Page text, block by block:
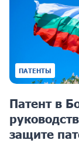
ПАТЕНТЫ
Патент в
защите